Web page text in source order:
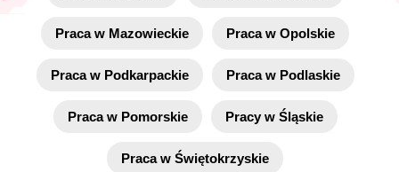
Praca w Mazowieckie Praca w Opolskie
Praca w Podkarpackie Praca w Podlaskie
Praca w Pomorskie Pracy w Śląskie
Praca w Świętokrzyskie